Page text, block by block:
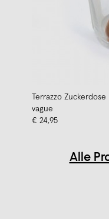
Terrazzo
vague
€ 24,95
Alle